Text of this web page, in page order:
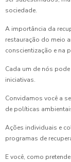
sociedade.
A importância da
restauração do meio
conscientização e na
Cada um de nós
iniciativas.
Convidamos você a
de políticas
Ações individuais e
programas de
E você, como